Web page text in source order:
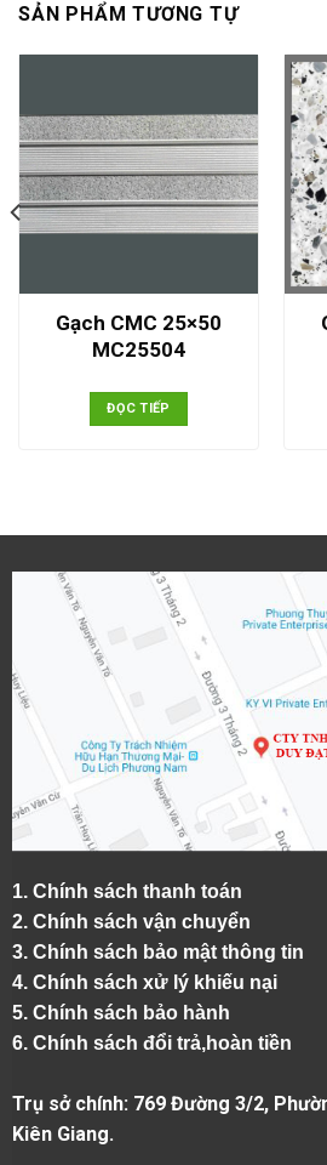
SẢN PHẨM TƯƠNG TỰ
Gạch CMC 25×50
MC25504
ĐỌC TIẾP
1. Chính sách thanh toán
2. Chính sách vận chuyển
3. Chính sách bảo mật thông tin
4. Chính sách xử lý khiếu nại
5. Chính sách bảo hành
6. Chính sách đổi trả,hoàn tiền
Trụ sở chính: 769 Đường 3/2,
Kiên Giang.